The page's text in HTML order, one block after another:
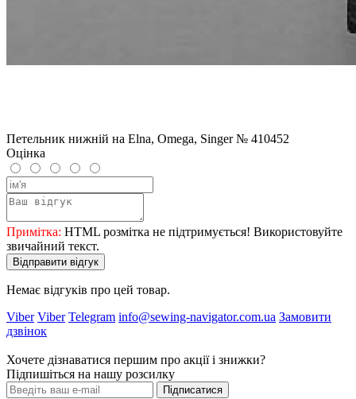
Петельник нижній на Elna, Omega, Singer № 410452
Оцінка
Примітка: HTML розмітка не підтримується! Використовуйте
звичайний текст.
Відправити відгук
Немає відгуків про цей товар.
Viber Viber Telegram info@sewing-navigator.com.ua Замовити
дзвінок
Хочете дізнаватися першим про акції і знижки?
Підпишіться на нашу розсилку
Підписатися